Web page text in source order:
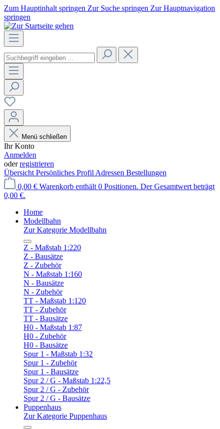
Zum Hauptinhalt springen Zur Suche springen Zur Hauptnavigation
springen
Menü schließen
Ihr Konto
Anmelden
oderregistrieren
Übersicht Persönliches Profil Adressen Bestellungen
0,00 € Warenkorb enthält 0 Positionen. Der Gesamtwert beträgt
0,00 €.
Home
Modellbahn
Zur Kategorie Modellbahn
Z - Maßstab 1:220
Z - Bausätze
Z - Zubehör
N - Maßstab 1:160
N - Bausätze
N - Zubehör
TT - Maßstab 1:120
TT - Zubehör
TT - Bausätze
H0 - Maßstab 1:87
H0 - Zubehör
H0 - Bausätze
Spur 1 - Maßstab 1:32
Spur 1 - Zubehör
Spur 1 - Bausätze
Spur 2 / G - Maßstab 1:22,5
Spur 2 / G - Zubehör
Spur 2 / G - Bausätze
Puppenhaus
Zur Kategorie Puppenhaus